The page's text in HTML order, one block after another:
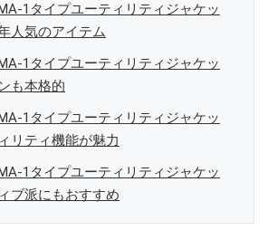
1タイプユーティリティジャケッ
人気のアイテム
1タイプユーティリティジャケッ
も本格的
1タイプユーティリティジャケッ
リティ機能が魅力
1タイプユーティリティジャケッ
ブ派にもおすすめ